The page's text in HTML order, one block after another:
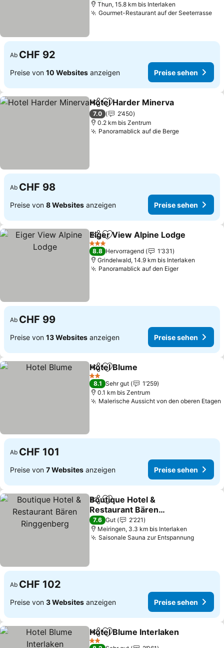
Thun, 15.8 km bis Interlaken
Gourmet-Restaurant auf der Seeterrasse
Ab CHF 92
Preise von 10 Websites anzeigen Preise sehen
TeilenZu Favoriten hinzufügen
Hotel Harder Minerva
7.0
2’450
0.2 km bis Zentrum
Panoramablick auf die Berge
Ab CHF 98
Preise von 8 Websites anzeigen Preise sehen
TeilenZu Favoriten hinzufügen
Eiger View Alpine Lodge
3 Sterne
8.8 Hervorragend
1’331
Grindelwald, 14.9 km bis Interlaken
Panoramablick auf den Eiger
Ab CHF 99
Preise von 13 Websites anzeigen Preise sehen
TeilenZu Favoriten hinzufügen
Hotel Blume
2 Sterne
8.1 Sehr gut
1’259
0.1 km bis Zentrum
Malerische Aussicht von den oberen Etagen
Ab CHF 101
Preise von 7 Websites anzeigen Preise sehen
TeilenZu Favoriten hinzufügen
Boutique Hotel &
Restaurant Bären
Ringgenberg
7.6 Gut
2’221
Meiringen, 3.3 km bis Interlaken
Saisonale Sauna zur Entspannung
Ab CHF 102
Preise von 3 Websites anzeigen Preise sehen
TeilenZu Favoriten hinzufügen
Hotel Blume Interlaken
2 Sterne